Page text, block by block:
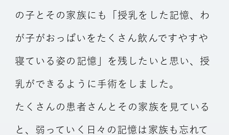
の子とその家族にも「授乳をした記憶、わ
が子がおっぱいをたくさん飲んですやすや
寝ている姿の記憶」を残したいと思い、授
乳ができるように手術をしました。
たくさんの患者さんとその家族を見ている
と、弱っていく日々の記憶は家族も忘れて